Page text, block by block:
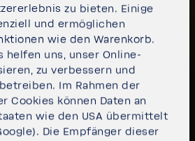
zu bieten. Einige
und ermöglichen
wie den Warenkorb.
helfen uns, unser Online-
zu verbessern und
Im Rahmen der
Cookies können Daten an
wie den USA übermittelt
Die Empfänger dieser